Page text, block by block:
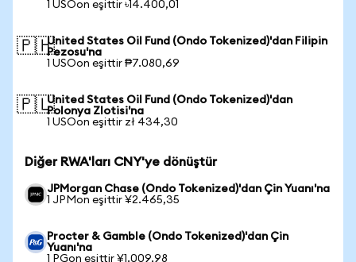
1 USOon eşittir ৳14.400,01
🇵🇭United States Oil Fund (Ondo Tokenized)'dan Filipin
Pezosu'na
1 USOon eşittir ₱7.080,69
🇵🇱United States Oil Fund (Ondo Tokenized)'dan
Polonya Zlotisi'na
1 USOon eşittir zł 434,30
Diğer RWA'ları CNY'ye dönüştür
JPMorgan Chase (Ondo Tokenized)'dan Çin Yuanı'na
1 JPMon eşittir ¥2.465,35
Procter & Gamble (Ondo Tokenized)'dan Çin
Yuanı'na
1 PGon eşittir ¥1.009,98